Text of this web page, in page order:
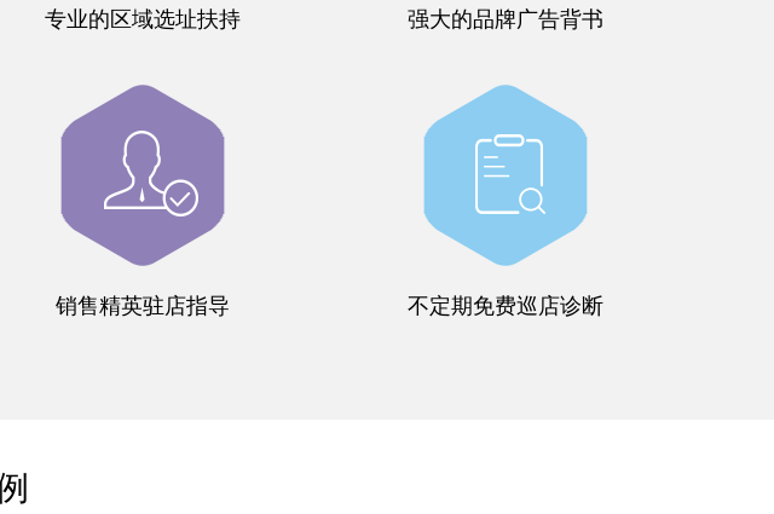
专业的区域选址扶持 强大的品牌广告背书
销售精英驻店指导 不定期免费巡店诊断